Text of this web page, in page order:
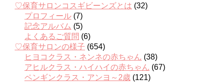
♡保育サロンコスギビーンズとは (32)
プロフィール (7)
記念アルバム (5)
よくあるご質問 (6)
♡保育サロンの様子 (654)
ヒヨコクラス・ネンネの赤ちゃん (38)
アヒルクラス・ハイハイの赤ちゃん (67)
ペンギンクラス・アンヨ～2歳 (121)